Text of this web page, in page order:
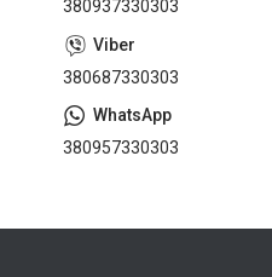
380937330303
380687330303
380957330303